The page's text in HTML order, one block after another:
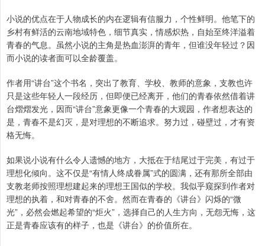
小说的优点在于人物成长的内在逻辑有信服力，个性鲜明。他笔下的
乡村有鲜活的云南地域特色，细节真实，情感炽热，自始至终洋溢着
青春的气息。虽然小说的主角是热血澎湃的青年，但谁没年轻过？因
而小说的读者面可以全龄覆盖。
作者用“讲台”这个书名，突出了教育、学校、教师的意象，支教也许
只是这些年轻人一段经历，但即便已经离开，他们的青春依然借着讲
台熠熠发光，因而“讲台”意象更像一个青春的大观园，作者想表达的
是，青春不是幻灭，是对理想的不断追求。努力过，碰壁过，才有资
格无悔。
如果说小说有什么令人遗憾的地方，大抵在于结尾过于完美，有过于
理想化倾向。这不仅是“有情人终成眷属”式的圆满，还有那所全部由
支教老师按照理想建起来的理想王国似的学校。我似乎窥探到作者对
理想的执着，和对青春的不舍。然而在青春的《讲台》闪烁的“微
光”，必然会燃起希望的“炬火”，选择自己的人生方向，无怨无悔，这
正是青春应该有的样子，也是《讲台》的价值所在。